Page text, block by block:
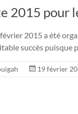
2015 pour
2015 a été
succès
19 février